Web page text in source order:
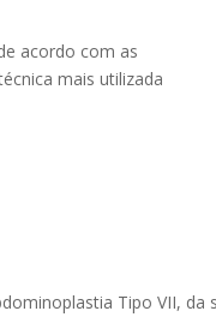
acordo com as
mais utilizada
Tipo VII, da